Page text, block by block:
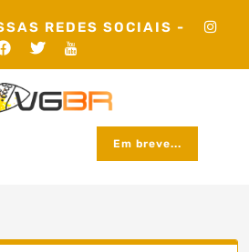
REDES SOCIAIS -
Em breve...